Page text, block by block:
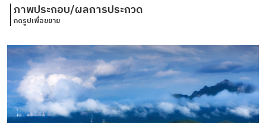
ภาพประกอบ/ผลการประกวด
กดรูปเพื่อขยาย